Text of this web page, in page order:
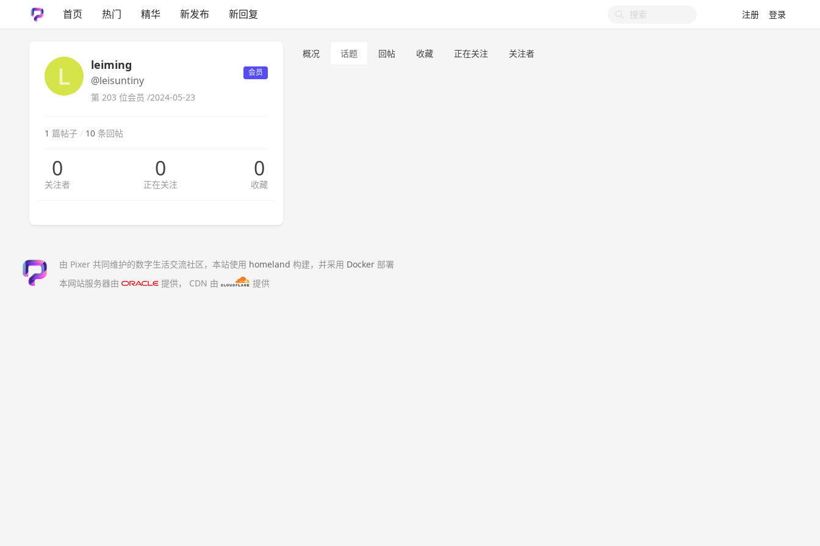
首页 热门 精华 新发布 新回复 注册 登录
leiming
@leisuntiny
会员
第 203 位会员 /2024-05-23
1 篇帖子 / 10 条回帖
0
关注者
0
正在关注
0
收藏
概况 话题 回帖 收藏 正在关注 关注者
由 Pixer 共同维护的数字生活交流社区，本站使用 homeland 构建，并采用 Docker 部署
本网站服务器由
提供， CDN 由 提供